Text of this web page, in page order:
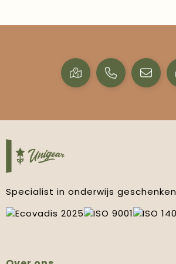
Specialist in onderwijs geschenken